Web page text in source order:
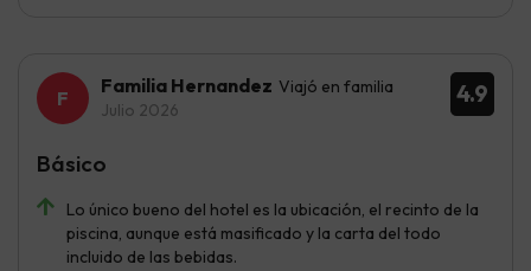
4.9
Familia Hernandez Viajó en familia
Julio 2026
Lo único bueno del hotel es la ubicación, el recinto de la
piscina, aunque está masificado y la carta del todo
incluido de las bebidas.
Básico